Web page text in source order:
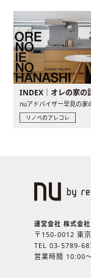
INDEX｜オレの家の
リノベのアレコレ
運営会社 株式会
〒150-0012 東
TEL 03-5789-
営業時間 10:00